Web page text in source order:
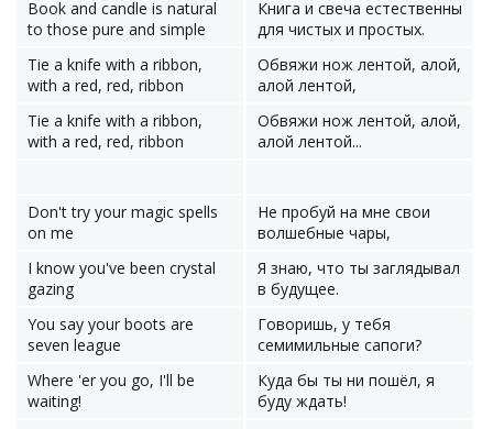
Book and candle is natural
to those pure and simple
Книга и свеча естественны
для чистых и простых.
Tie a knife with a ribbon,
with a red, red, ribbon
Обвяжи нож лентой, алой,
алой лентой,
Tie a knife with a ribbon,
with a red, red, ribbon
Обвяжи нож лентой, алой,
алой лентой...
Don't try your magic spells
on me
Не пробуй на мне свои
волшебные чары,
I know you've been crystal
gazing
Я знаю, что ты заглядывал
в будущее.
You say your boots are
seven league
Говоришь, у тебя
семимильные сапоги?
Where 'er you go, I'll be
waiting!
Куда бы ты ни пошёл, я
буду ждать!